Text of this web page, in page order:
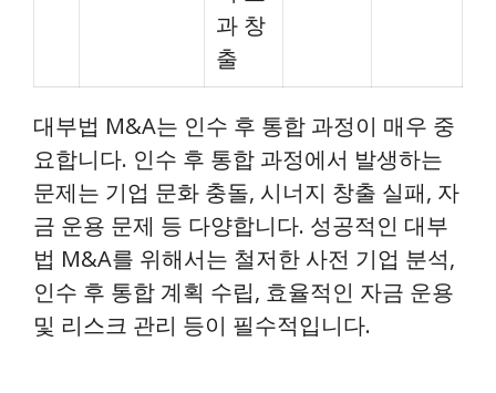
과 창
출
대부법 M&A는 인수 후 통합 과정이 매우 중
요합니다. 인수 후 통합 과정에서 발생하는
문제는 기업 문화 충돌, 시너지 창출 실패, 자
금 운용 문제 등 다양합니다. 성공적인 대부
법 M&A를 위해서는 철저한 사전 기업 분석,
인수 후 통합 계획 수립, 효율적인 자금 운용
및 리스크 관리 등이 필수적입니다.